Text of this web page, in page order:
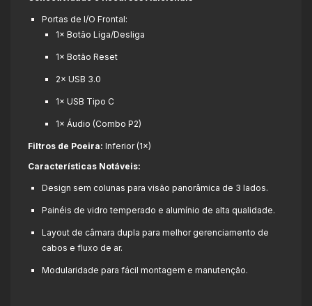
Portas de I/O Frontal:
1× Botão Liga/Desliga
1× Botão Reset
2× USB 3.0
1× USB Tipo C
1× Áudio (Combo P2)
Filtros de Poeira: Inferior (1×)
Características Notáveis:
Design sem colunas para visão panorâmica de 3 lados.
Painéis de vidro temperado e alumínio de alta qualidade.
Layout de câmara dupla para melhor gerenciamento de
cabos e fluxo de ar.
Modularidade para fácil montagem e manutenção.